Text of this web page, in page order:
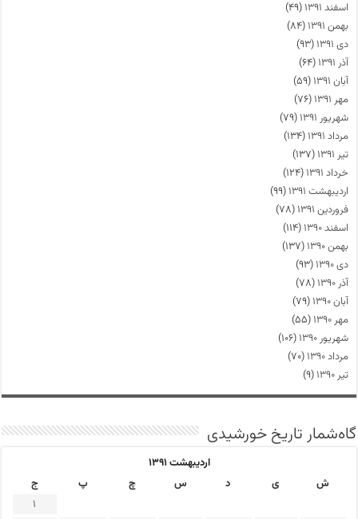
اسفند ۱۳۹۱
(۴۹)
بهمن ۱۳۹۱
(۸۴)
دی ۱۳۹۱
(۹۳)
آذر ۱۳۹۱
(۶۴)
آبان ۱۳۹۱
(۵۹)
مهر ۱۳۹۱
(۷۶)
شهریور ۱۳۹۱
(۷۹)
مرداد ۱۳۹۱
(۱۳۴)
تیر ۱۳۹۱
(۱۳۷)
خرداد ۱۳۹۱
(۱۲۴)
اردیبهشت ۱۳۹۱
(۹۹)
فروردین ۱۳۹۱
(۷۸)
اسفند ۱۳۹۰
(۱۱۴)
بهمن ۱۳۹۰
(۱۳۷)
دی ۱۳۹۰
(۹۳)
آذر ۱۳۹۰
(۷۸)
آبان ۱۳۹۰
(۷۹)
مهر ۱۳۹۰
(۵۵)
شهریور ۱۳۹۰
(۱۰۶)
مرداد ۱۳۹۰
(۷۰)
تیر ۱۳۹۰
(۹)
گاه‌شمار تاریخ خورشیدی
اردیبهشت ۱۳۹۱
ش
ی د س چ پ ج
1